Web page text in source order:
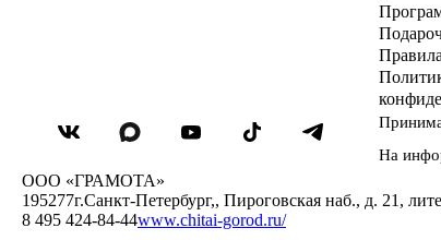
На
ООО «ГРАМОТА»
195277г.Санкт-Петербург,, Пироговская наб., д. 21,
8 495 424-84-44www.chitai-gorod.ru/